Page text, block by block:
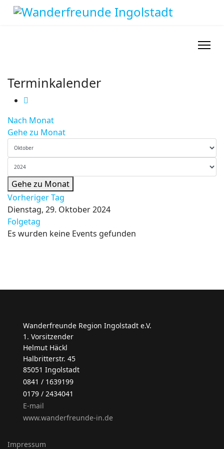
Terminkalender
Nach Monat
Gehe zu Monat
Gehe zu Monat
Vorheriger Tag
Dienstag, 29. Oktober 2024
Folgetag
Es wurden keine Events gefunden
Wanderfreunde Region Ingolstadt e.V.
1. Vorsitzender
Helmut Häckl
Halbritterstr. 45
85051 Ingolstadt
0841 / 1639199
0179 / 2434041
E-mail
www.wanderfreunde-in.de
Impressum